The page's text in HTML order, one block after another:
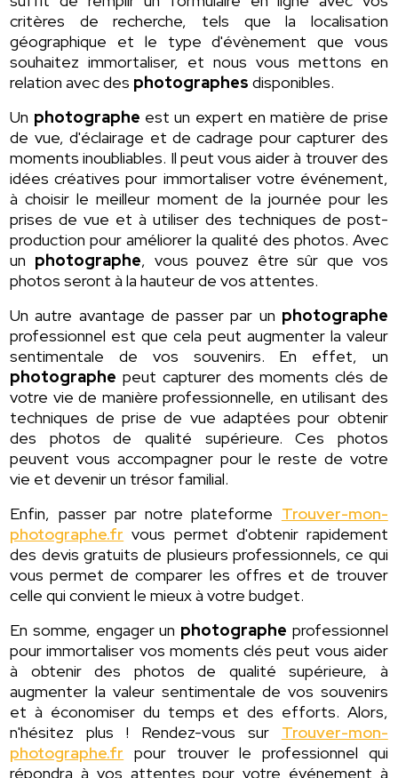
critères de recherche, tels que la localisation
géographique et le type d'évènement que vous
souhaitez immortaliser, et nous vous mettons en
relation avec des photographes disponibles.
Un photographe est un expert en matière de prise
de vue, d'éclairage et de cadrage pour capturer des
moments inoubliables. Il peut vous aider à trouver des
idées créatives pour immortaliser votre événement,
à choisir le meilleur moment de la journée pour les
prises de vue et à utiliser des techniques de post-
production pour améliorer la qualité des photos. Avec
un photographe, vous pouvez être sûr que vos
photos seront à la hauteur de vos attentes.
Un autre avantage de passer par un photographe
professionnel est que cela peut augmenter la valeur
sentimentale de vos souvenirs. En effet, un
photographe peut capturer des moments clés de
votre vie de manière professionnelle, en utilisant des
techniques de prise de vue adaptées pour obtenir
des photos de qualité supérieure. Ces photos
peuvent vous accompagner pour le reste de votre
vie et devenir un trésor familial.
Enfin, passer par notre plateforme Trouver-mon-
photographe.fr vous permet d'obtenir rapidement
des devis gratuits de plusieurs professionnels, ce qui
vous permet de comparer les offres et de trouver
celle qui convient le mieux à votre budget.
En somme, engager un photographe professionnel
pour immortaliser vos moments clés peut vous aider
à obtenir des photos de qualité supérieure, à
augmenter la valeur sentimentale de vos souvenirs
et à économiser du temps et des efforts. Alors,
n'hésitez plus ! Rendez-vous sur Trouver-mon-
photographe.fr pour trouver le professionnel qui
répondra à vos attentes pour votre événement à